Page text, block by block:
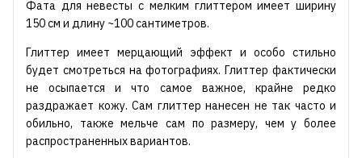
Фата для невесты с мелким глиттером имеет ширину
150 см и длину ~100 сантиметров.
Глиттер имеет мерцающий эффект и особо стильно
будет смотреться на фотографиях. Глиттер фактически
не осыпается и что самое важное, крайне редко
раздражает кожу. Сам глиттер нанесен не так часто и
обильно, также мельче сам по размеру, чем у более
распространенных вариантов.